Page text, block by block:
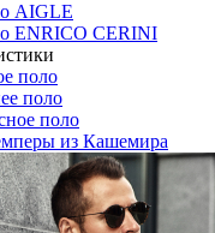
AIGLE
ENRICO CERINI
поло
поло
поло
из Кашемира